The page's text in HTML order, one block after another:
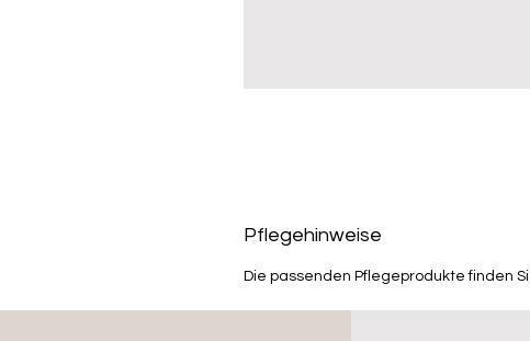
Pflegehinweise
Die passenden Pflegeprodukte finden